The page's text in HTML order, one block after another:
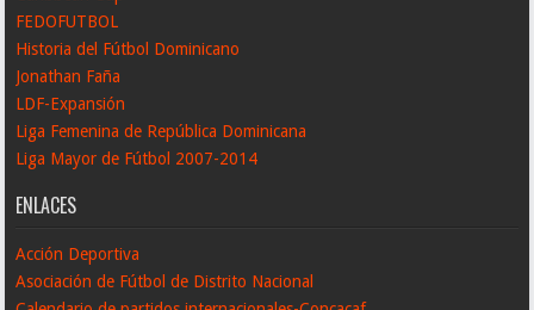
FEDOFUTBOL
Historia del Fútbol Dominicano
Jonathan Faña
LDF-Expansión
Liga Femenina de República Dominicana
Liga Mayor de Fútbol 2007-2014
ENLACES
Acción Deportiva
Asociación de Fútbol de Distrito Nacional